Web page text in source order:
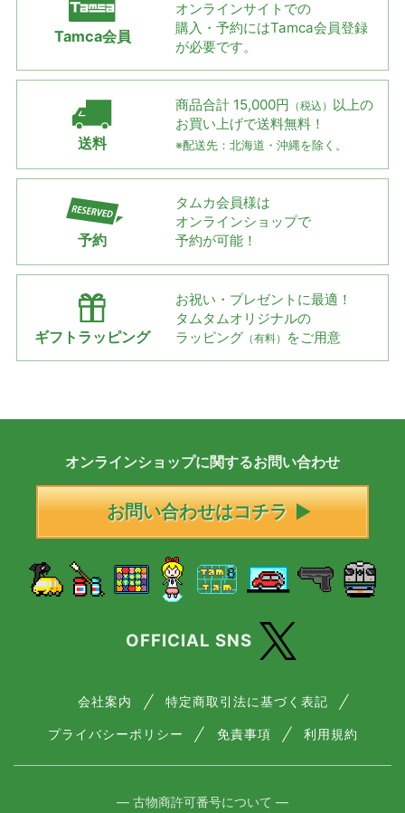
Tamca会員
オンラインサイトでの
購入・予約にはTamca会員登録
が必要です。
送料
商品合計 15,000円 （税込） 以上の
お買い上げで送料無料！
※配送先：北海道・沖縄を除く。
予約
タムカ会員様は
オンラインショップで
予約が可能！
ギフトラッピング
お祝い・プレゼントに最適！
タムタムオリジナルの
ラッピング （有料） をご用意
オンラインショップに関するお問い合わせ
お問い合わせはコチラ
OFFICIAL SNS
会社案内 特定商取引法に基づく表記
プライバシーポリシー 免責事項 利用規約
― 古物商許可番号について ―